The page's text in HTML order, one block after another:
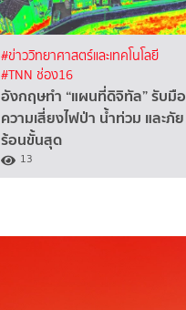
#ข่าววิทยาศาสตร์และเทคโนโลยี
#TNN ช่อง16
อังกฤษทำ “แผนที่ดิจิทัล” รับมือ
ความเสี่ยงไฟป่า น้ำท่วม และภัย
ร้อนขั้นสุด
13